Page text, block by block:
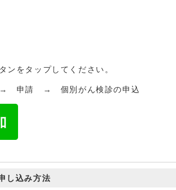
をタップしてください。
→ 申請 → 個別がん検診の申込
し込み方法